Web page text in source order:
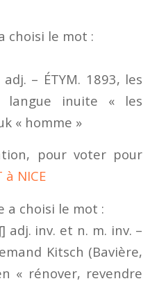
choisi le mot :
– ÉTYM. 1893, les
inuite « les
« homme »
pour voter pour
à NICE
a choisi le mot :
adj. inv. et n. m. inv. –
Kitsch (Bavière,
« rénover, revendre